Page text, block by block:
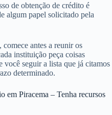
de obtenção de crédito é
algum papel solicitado pela
antes a reunir os
instituição peça coisas
você seguir a lista que já citamos
determinado.
em Piracema – Tenha recursos